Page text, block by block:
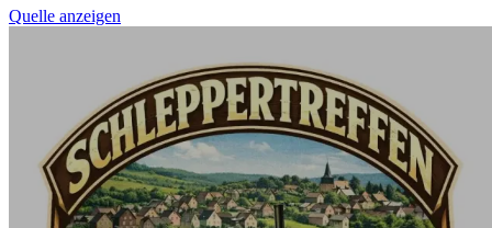
Quelle anzeigen